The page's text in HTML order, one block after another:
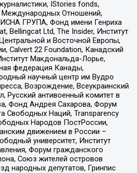
IStories fonds,
Международных Отношений,
ГРУПА, Фонд имени Генриха
Bellingcat Ltd, The Insider, Институт
и Восточной Европы,
Calvert 22 Foundation, Канадский
Макдональда-Лорье,
федерация Канады,
научный центр им Вудро
Возрождение, Всеукраинский
Русский антивоенный комитет в
Фонд Андрея Сахарова, Форум
Свободных Наций, Transparеncy
Народов ПостРоссии,
движением в России –
университет, Институт
Форум гражданского
Союз жителей островов
народных депутатов, Гринпис